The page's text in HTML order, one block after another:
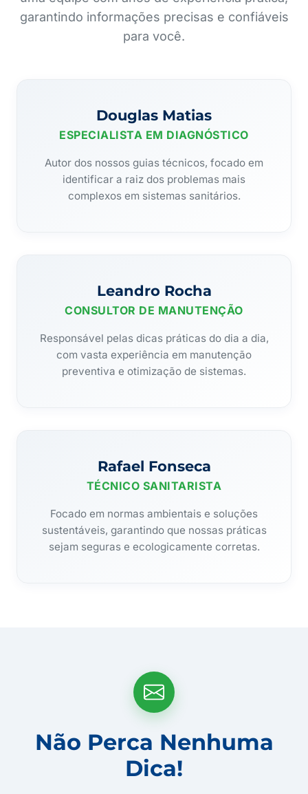
garantindo informações precisas e confiáveis
para você.
Douglas Matias
ESPECIALISTA EM DIAGNÓSTICO
Autor dos nossos guias técnicos, focado em
identificar a raiz dos problemas mais
complexos em sistemas sanitários.
Leandro Rocha
CONSULTOR DE MANUTENÇÃO
Responsável pelas dicas práticas do dia a dia,
com vasta experiência em manutenção
preventiva e otimização de sistemas.
Rafael Fonseca
TÉCNICO SANITARISTA
Focado em normas ambientais e soluções
sustentáveis, garantindo que nossas práticas
sejam seguras e ecologicamente corretas.
Não Perca Nenhuma
Dica!